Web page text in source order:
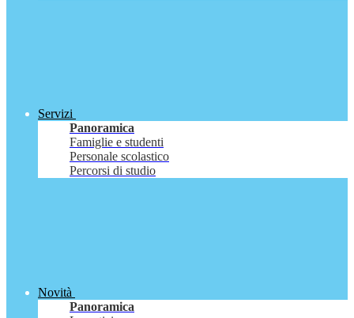
Servizi
Panoramica
Famiglie e studenti
Personale scolastico
Percorsi di studio
Novità
Panoramica